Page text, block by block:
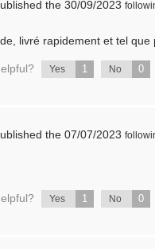
the 30/09/2023
livré rapidement et tel
Yes 1 No 0
the 07/07/2023
Yes 1 No 0